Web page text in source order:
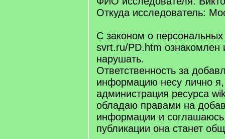
Откуда исследователь:
С законом о
svrt.ru/PD.htm ознакомлен
нарушать.
Ответственность за
информацию несу лично
администрация ресурса
обладаю правами на
информации и
публикации она станет